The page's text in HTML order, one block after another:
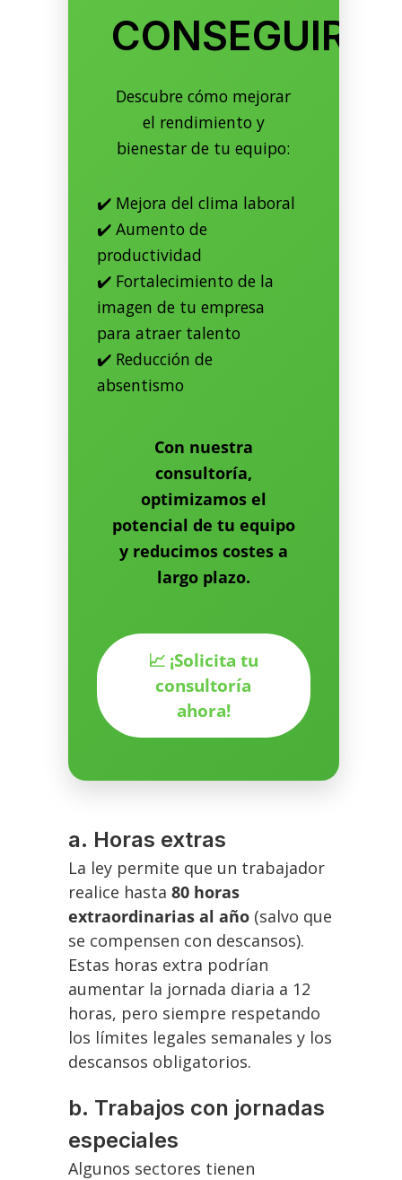
Descubre cómo mejorar
el rendimiento y
bienestar de tu equipo:
✔️ Mejora del clima laboral
✔️ Aumento de
productividad
✔️ Fortalecimiento de la
imagen de tu empresa
para atraer talento
✔️ Reducción de
absentismo
Con nuestra
consultoría,
optimizamos el
potencial de tu equipo
y reducimos costes a
largo plazo.
📈 ¡Solicita tu
consultoría
ahora!
a. Horas extras
La ley permite que un trabajador
realice hasta80 horas
extraordinarias al año (salvo que
se compensen con descansos).
Estas horas extra podrían
aumentar la jornada diaria a 12
horas, pero siempre respetando
los límites legales semanales y los
descansos obligatorios.
b. Trabajos con jornadas
especiales
Algunos sectores tienen